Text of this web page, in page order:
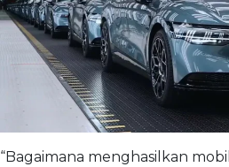
“Bagaimana menghasilkan